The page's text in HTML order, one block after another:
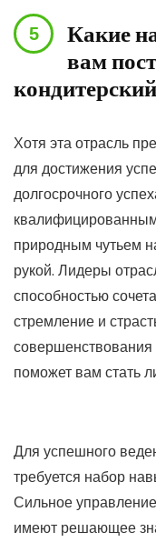
Какие
вам
Хотя эта отрасль
для достижения
долгосрочного
природным чутьем
рукой. Лидеры
способностью
стремление и
поможет вам стать
Для успешного
требуется набор
Сильное
имеют решающее